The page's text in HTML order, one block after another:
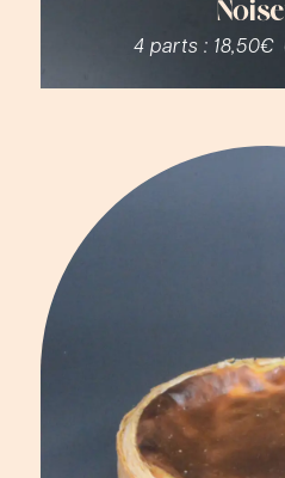
4 parts : 18,50€